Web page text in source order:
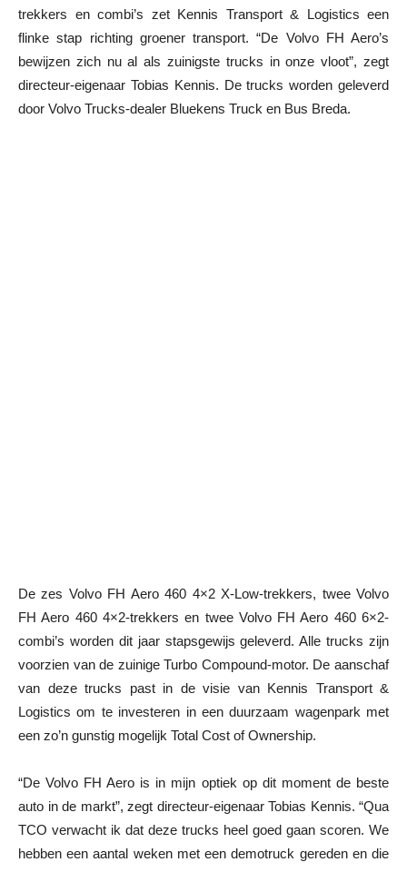
trekkers en combi’s zet Kennis Transport & Logistics een
flinke stap richting groener transport. “De Volvo FH Aero’s
bewijzen zich nu al als zuinigste trucks in onze vloot”, zegt
directeur-eigenaar Tobias Kennis. De trucks worden geleverd
door Volvo Trucks-dealer Bluekens Truck en Bus Breda.
De zes Volvo FH Aero 460 4×2 X-Low-trekkers, twee Volvo
FH Aero 460 4×2-trekkers en twee Volvo FH Aero 460 6×2-
combi’s worden dit jaar stapsgewijs geleverd. Alle trucks zijn
voorzien van de zuinige Turbo Compound-motor. De aanschaf
van deze trucks past in de visie van Kennis Transport &
Logistics om te investeren in een duurzaam wagenpark met
een zo’n gunstig mogelijk Total Cost of Ownership.
“De Volvo FH Aero is in mijn optiek op dit moment de beste
auto in de markt”, zegt directeur-eigenaar Tobias Kennis. “Qua
TCO verwacht ik dat deze trucks heel goed gaan scoren. We
hebben een aantal weken met een demotruck gereden en die